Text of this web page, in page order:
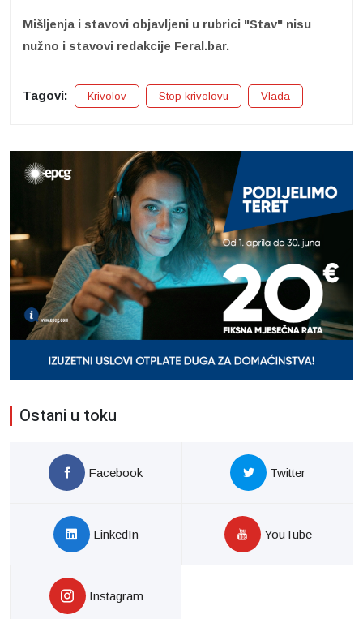
Mišljenja i stavovi objavljeni u rubrici "Stav" nisu
nužno i stavovi redakcije Feral.bar.
Tagovi: Krivolov Stop krivolovu Vlada
Ostani u toku
Facebook Twitter
LinkedIn YouTube
Instagram